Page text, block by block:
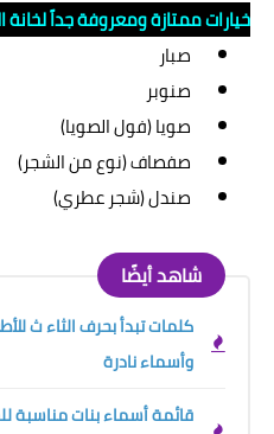
خيارات ممتازة ومعروفة جداً لخانة
صبار
صنوبر
صويا (فول الصويا)
صفصاف (نوع من الشجر)
صندل (شجر عطري)
شاهد أيضًا
كلمات تبدأ بحرف الثاء ث
وأسماء نادرة
قائمة أسماء بنات مناسبة